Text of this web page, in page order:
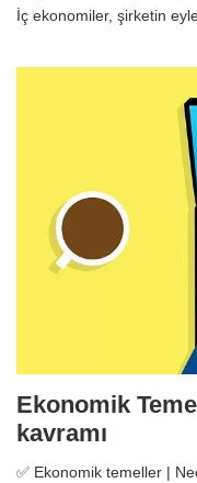
İç ekonomiler, şirketin
Ekonomik
kavramı
✅ Ekonomik temeller |